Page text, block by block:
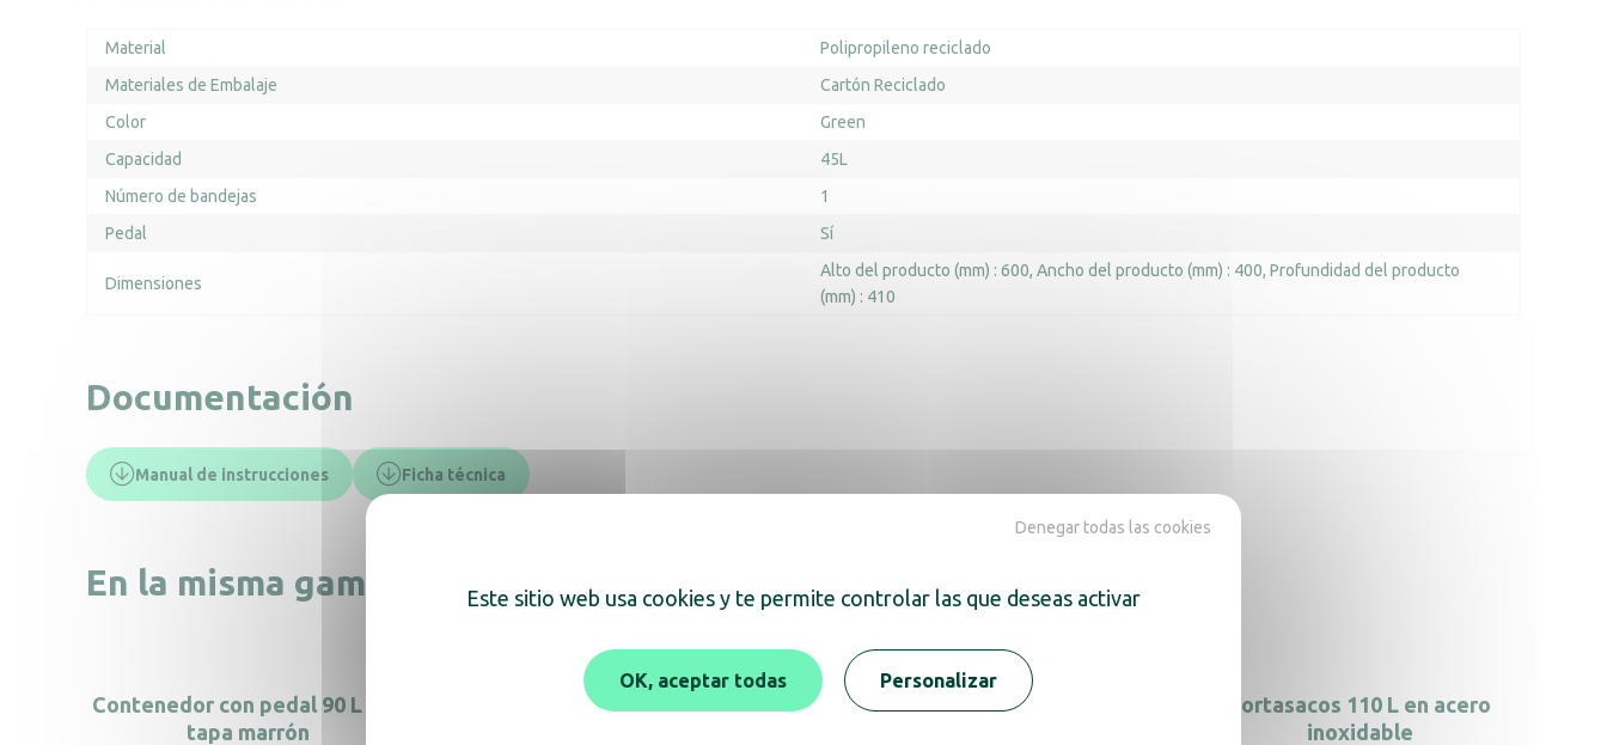
Material
Polipropileno reciclado
Materiales de Embalaje
Cartón Reciclado
Color
Green
Capacidad
45L
Número de bandejas
1
Pedal
Sí
Dimensiones
Alto del producto (mm) : 600 Ancho del producto (mm) : 400 Profundidad del producto
(mm) : 410
Documentación
Manual de instrucciones Ficha técnica
En la misma gama, descubra también
Contenedor con pedal 90 L con
tapa marrón
Contenedor móvil a pedal de
Contenedor móvil a pedal de
Portasacos 110 L en acero
inoxidable
Este sitio web usa cookies y te permite controlar las que deseas activar
OK, aceptar todas
Denegar todas las cookies
Personalizar